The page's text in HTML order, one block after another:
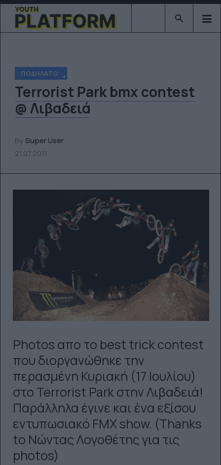
Type 2 or
ΠΟΔΉΛΑΤΟ
Terrorist Park bmx contest
@ Λιβαδειά
By Super User
21.07.2011
Photos απο το best trick contest
που διοργανώθηκε την
περασμένη Κυριακή (17 Ιουλίου)
στο Terrorist Park στην Λιβαδειά!
Παράλληλα έγινε και ένα εξίσου
εντυπωσιακό FMX show. (Thanks
to Νώντας Λογοθέτης για τις
photos)